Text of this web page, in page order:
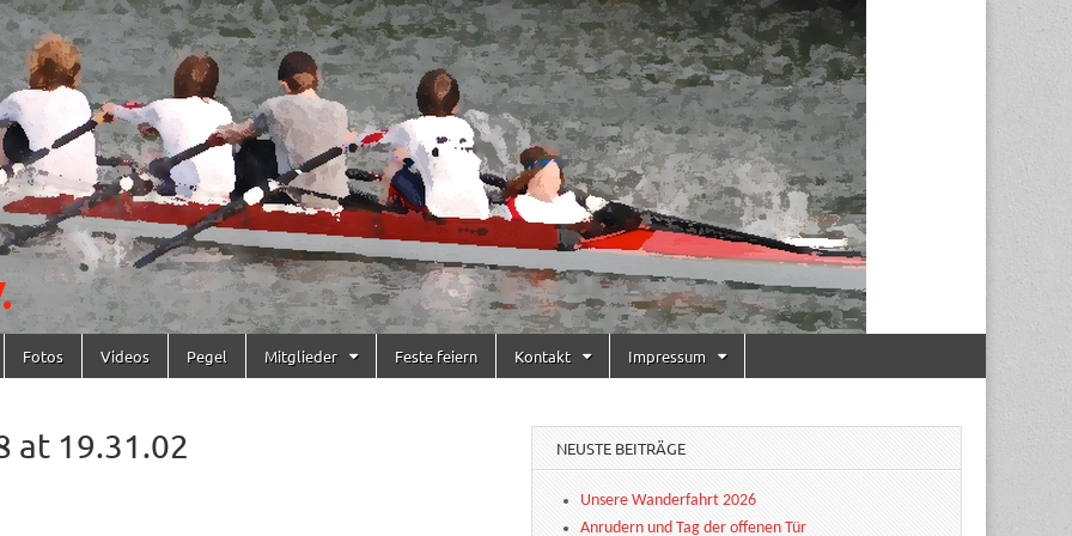
Fotos Videos Pegel Mitglieder Feste feiern Kontakt Impressum
at 19.31.02 NEUSTE BEITRÄGE
Unsere Wanderfahrt 2026
Anrudern und Tag der offenen Tür